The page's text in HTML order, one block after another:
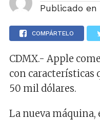
Publicado en
COMPÁRTELO
CDMX.- Apple
con características
50 mil dólares.
La nueva máquina,